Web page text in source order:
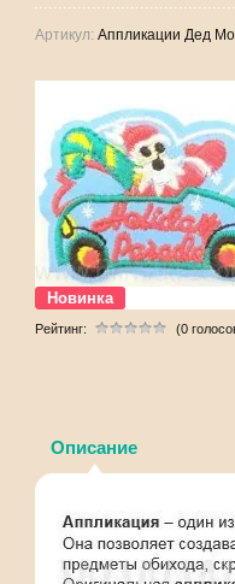
Артикул: Аппликации Дед
Новинка
Рейтинг: (0
Описание